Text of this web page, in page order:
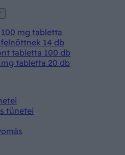
mg tabletta
14 db
tabletta 100 db
tabletta 20 db
tünetei